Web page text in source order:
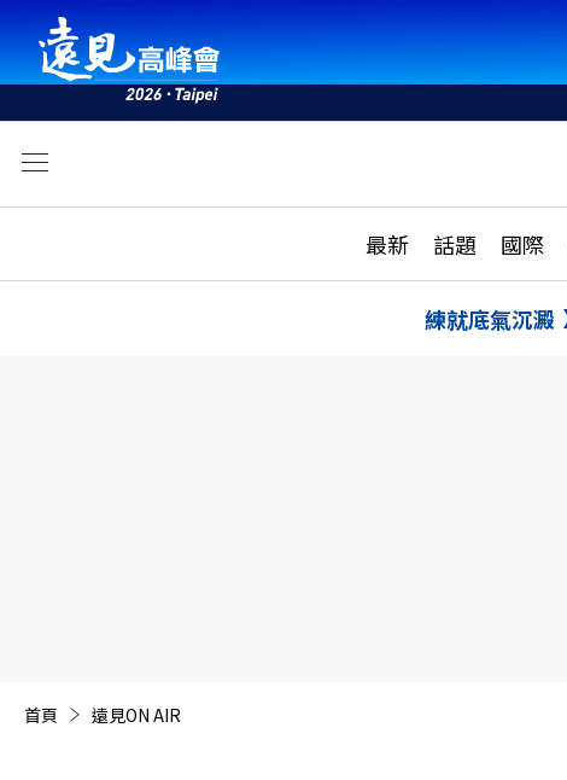
最新 話題 國際
活動
話題
練就底氣沉澱
首頁 遠見ON AIR